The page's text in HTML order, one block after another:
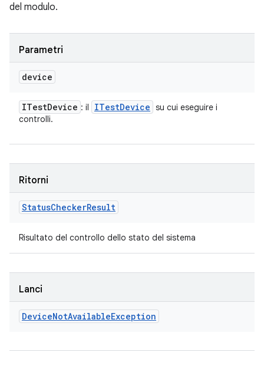
del modulo.
Parametri
device
ITestDevice : il ITestDevice su cui eseguire i
controlli.
Ritorni
StatusCheckerResult
Risultato del controllo dello stato del sistema
Lanci
DeviceNotAvailableException